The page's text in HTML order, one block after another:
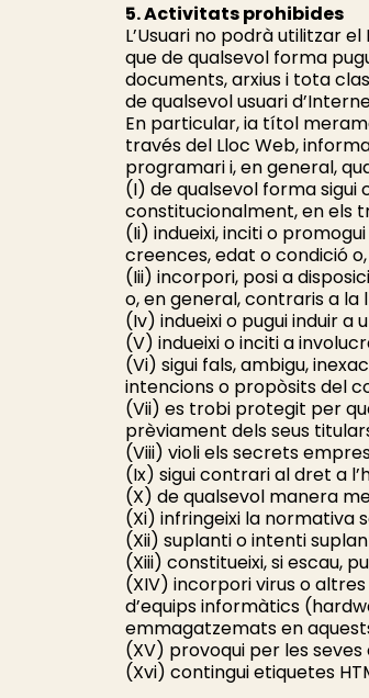
5. Activitats prohibides
L’Usuari no podrà utilitzar
que de qualsevol forma
documents, arxius i tota
de qualsevol usuari
En particular, ia títol
través del Lloc Web,
programari i, en general,
(I) de qualsevol forma
constitucionalment, en els
(Ii) indueixi, inciti o
creences, edat o condició
(Iii) incorpori, posi a
o, en general, contraris a
(Iv) indueixi o pugui induir
(V) indueixi o inciti a
(Vi) sigui fals, ambigu,
intencions o propòsits del
(Vii) es trobi protegit per
prèviament dels seus
(Viii) violi els secrets
(Ix) sigui contrari al dret a
(X) de qualsevol manera
(Xi) infringeixi la normativa
(Xii) suplanti o intenti
(Xiii) constitueixi, si escau,
(XIV) incorpori virus o
d’equips informàtics
emmagatzemats en
(XV) provoqui per les
(Xvi) contingui etiquetes